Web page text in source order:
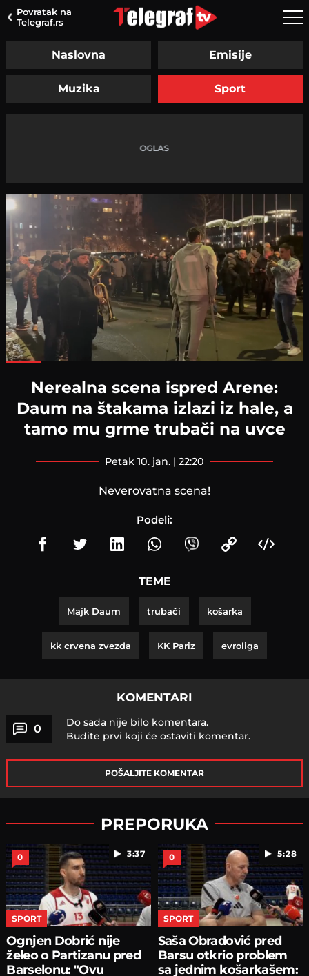
Povratak na
Telegraf.rs
Naslovna Emisije
Muzika Sport
Nerealna scena ispred Arene:
Daum na štakama izlazi iz hale, a
tamo mu grme trubači na uvce
petak 10. jan. | 22:20
Neverovatna scena!
Podeli:
TEME
Majk Daum trubači košarka
kk crvena zvezda KK Pariz evroliga
KOMENTARI
0
Do sada nije bilo komentara.
Budite prvi koji će ostaviti komentar.
POŠALJITE KOMENTAR
PREPORUKA
3:37
0
SPORT
Ognjen Dobrić nije
želeo o Partizanu pred
Barselonu: "Ovu
5:28
0
SPORT
Saša Obradović pred
Barsu otkrio problem
sa jednim košarkašem: